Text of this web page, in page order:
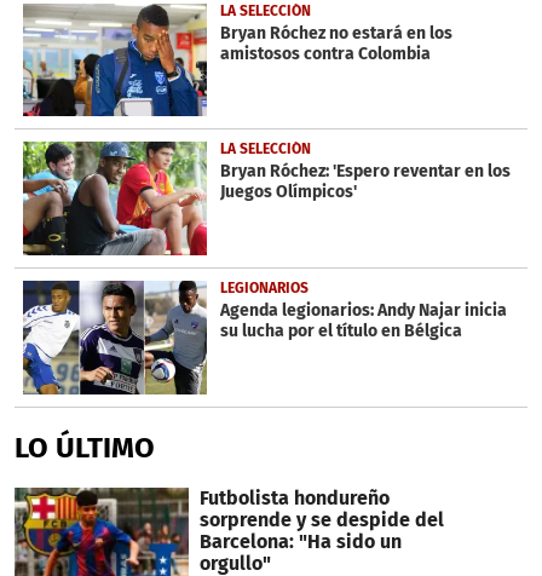
LA SELECCIÓN
Bryan Róchez no estará en los
amistosos contra Colombia
LA SELECCIÓN
Bryan Róchez: 'Espero reventar en los
Juegos Olímpicos'
LEGIONARIOS
Agenda legionarios: Andy Najar inicia
su lucha por el título en Bélgica
LO ÚLTIMO
Futbolista hondureño
sorprende y se despide del
Barcelona: "Ha sido un
orgullo"